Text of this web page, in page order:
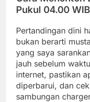
Pukul 04.00 WIB
Pertandingan dini
bukan berarti
yang saya
jauh sebelum
internet, pastikan
diperbarui, dan
sambungan